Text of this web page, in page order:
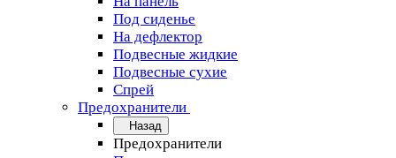
Под сиденье
На дефлектор
Подвесные жидкие
Подвесные сухие
Спрей
Предохранители
Назад
Предохранители